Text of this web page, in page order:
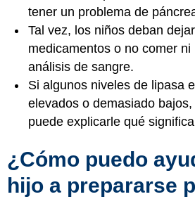
tener un problema de
Tal vez, los niños deban
medicamentos o no comer
análisis de sangre.
Si algunos niveles de lipasa
elevados o demasiado
puede explicarle qué
¿Cómo puedo
hijo a prepararse